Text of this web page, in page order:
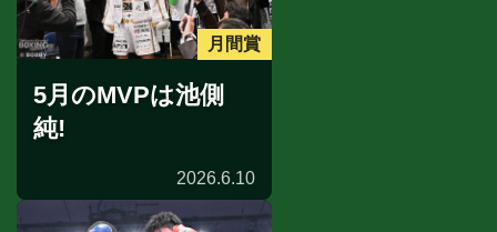
月間賞
5月のMVPは池側
純!
2026.6.10